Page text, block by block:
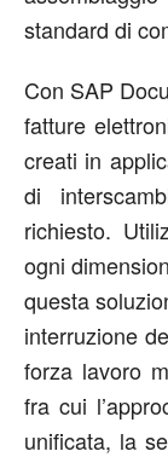
standard di
Con SAP
fatture
creati in
di
richiesto.
ogni
questa
interruzione
forza lavoro
fra cui
unificata, la